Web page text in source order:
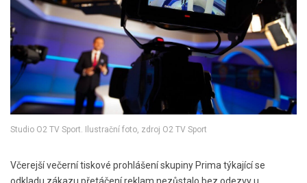
Studio O2 TV Sport. Ilustrační foto, zdroj O2 TV Sport
Včerejší večerní tiskové prohlášení skupiny Prima týkající se
odkladu zákazu přetáčení reklam nezůstalo bez odezvy u